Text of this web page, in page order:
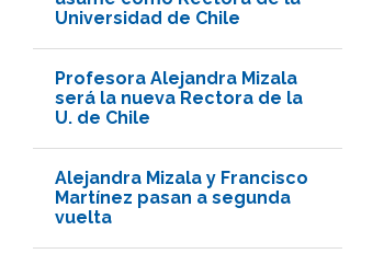
Universidad de Chile
Profesora Alejandra Mizala
será la nueva Rectora de la
U. de Chile
Alejandra Mizala y Francisco
Martínez pasan a segunda
vuelta